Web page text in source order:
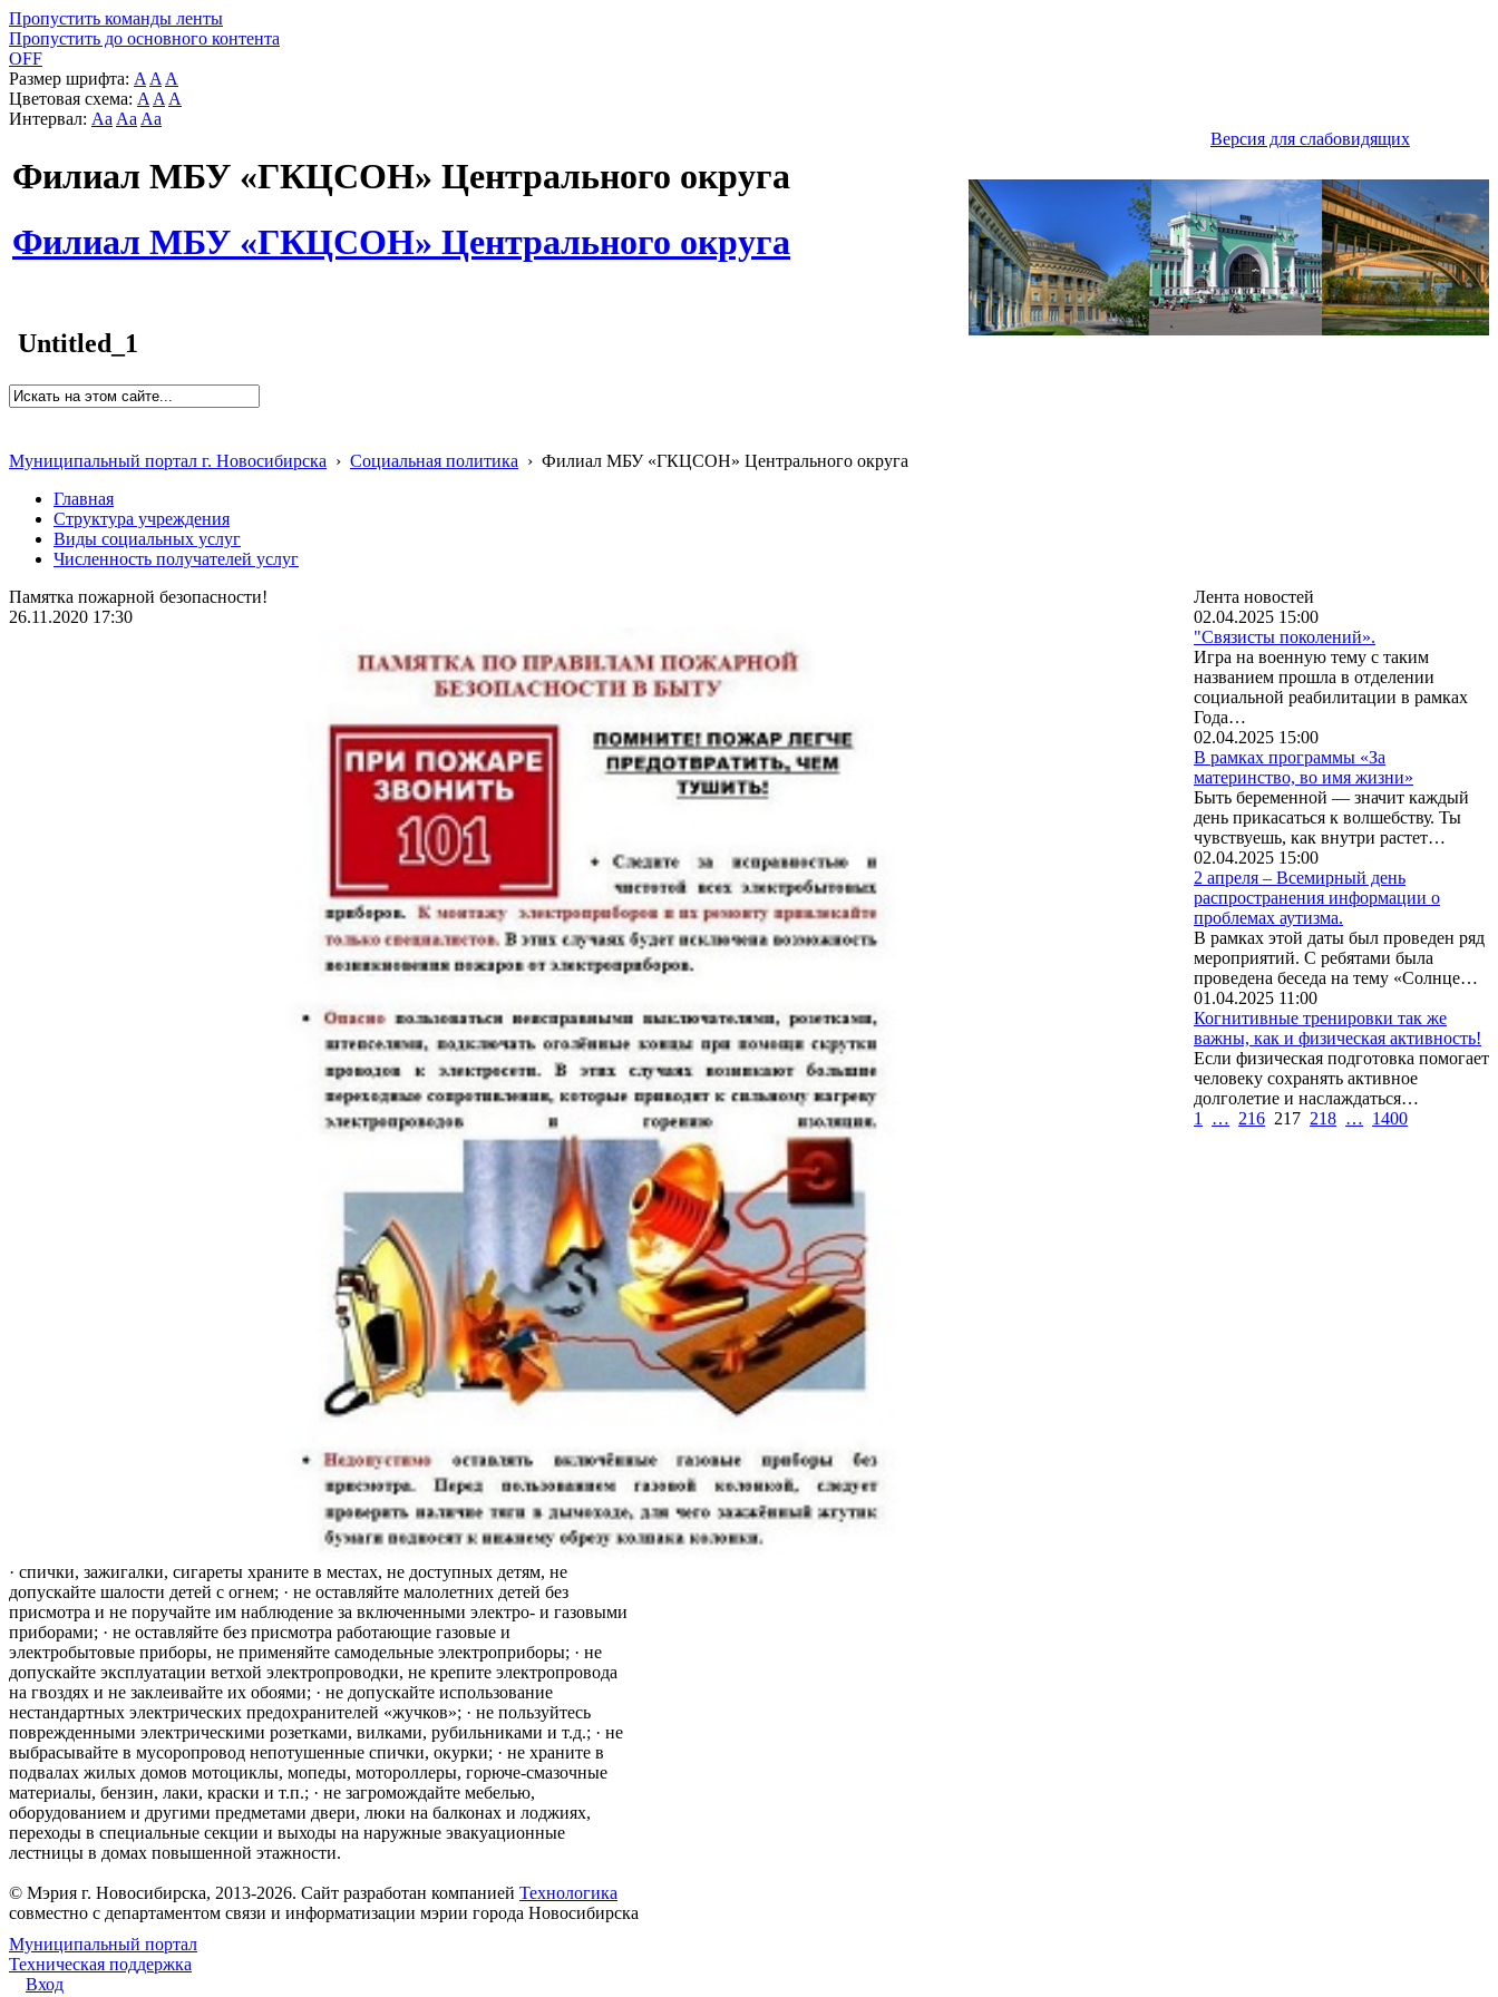
Пропустить команды ленты
Пропустить до основного контента
OFF
Размер шрифта: A A A
Цветовая схема: A A A
Интервал: Aa Aa Aa
Версия для слабовидящих
Филиал МБУ «ГКЦСОН» Центрального округа
Филиал МБУ «ГКЦСОН» Центрального округа
Untitled_1
Муниципальный портал г. Новосибирска › Социальная политика › Филиал МБУ «ГКЦСОН» Центрального округа
Главная
Структура учреждения
Виды социальных услуг
Численность получателей услуг
Памятка пожарной безопасности!
26.11.2020 17:30
· спички, зажигалки, сигареты храните в местах, не доступных детям, не
допускайте шалости детей с огнем; · не оставляйте малолетних детей без
присмотра и не поручайте им наблюдение за включенными электро- и газовыми
приборами; · не оставляйте без присмотра работающие газовые и
электробытовые приборы, не применяйте самодельные электроприборы; · не
допускайте эксплуатации ветхой электропроводки, не крепите электропровода
на гвоздях и не заклеивайте их обоями; · не допускайте использование
нестандартных электрических предохранителей «жучков»; · не пользуйтесь
поврежденными электрическими розетками, вилками, рубильниками и т.д.; · не
выбрасывайте в мусоропровод непотушенные спички, окурки; · не храните в
подвалах жилых домов мотоциклы, мопеды, мотороллеры, горюче-смазочные
материалы, бензин, лаки, краски и т.п.; · не загромождайте мебелью,
оборудованием и другими предметами двери, люки на балконах и лоджиях,
переходы в специальные секции и выходы на наружные эвакуационные
лестницы в домах повышенной этажности.
Лента новостей
02.04.2025 15:00
"Связисты поколений».
Игра на военную тему с таким
названием прошла в отделении
социальной реабилитации в рамках
Года…
02.04.2025 15:00
В рамках программы «За
материнство, во имя жизни»
Быть беременной — значит каждый
день прикасаться к волшебству. Ты
чувствуешь, как внутри растет…
02.04.2025 15:00
2 апреля – Всемирный день
распространения информации о
проблемах аутизма.
В рамках этой даты был проведен ряд
мероприятий. С ребятами была
проведена беседа на тему «Солнце…
01.04.2025 11:00
Когнитивные тренировки так же
важны, как и физическая активность!
Если физическая подготовка помогает
человеку сохранять активное
долголетие и наслаждаться…
1
… 216 217 218 … 1400
© Мэрия г. Новосибирска, 2013-2026. Сайт разработан компанией Технологика
совместно с департаментом связи и информатизации мэрии города Новосибирска
Муниципальный портал
Техническая поддержка
Вход